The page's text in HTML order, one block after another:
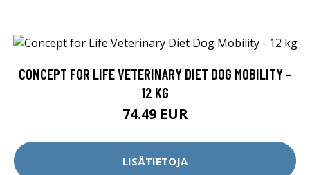
CONCEPT FOR LIFE VETERINARY DIET DOG MOBILITY -
12 KG
74.49 EUR
LISÄTIETOJA